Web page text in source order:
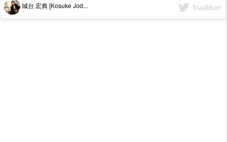
城台 宏典 [Kosuke Jod...